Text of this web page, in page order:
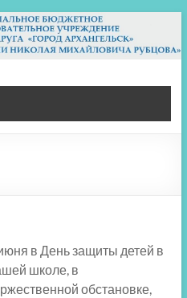
в День защиты детей в
школе, в
обстановке,